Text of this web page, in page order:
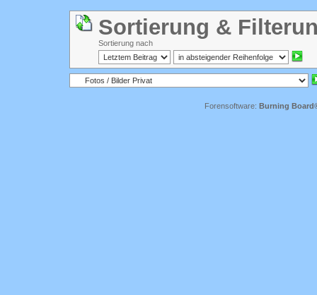
Sortierung &
Sortierung nach
Forensoftware: Burning